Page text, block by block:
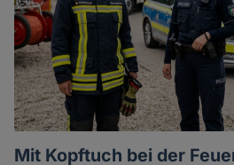
Mit Kopftuch bei der